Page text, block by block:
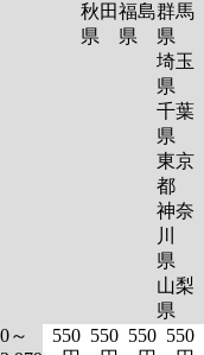
秋田
県
福島
県
群馬
県
埼玉
県
千葉
県
東京
都
神奈
川
県
山梨
県
0～
550 550 550 550